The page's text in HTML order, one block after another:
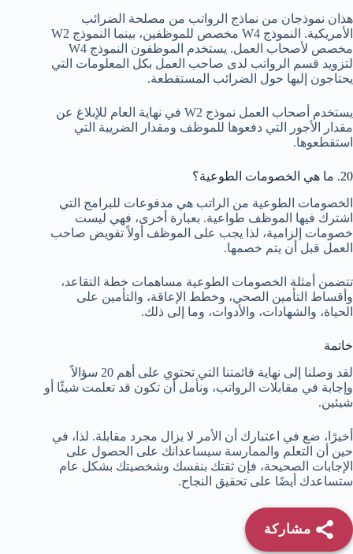
هذان نموذجان من نماذج الرواتب من مصلحة الضرائب
الأمريكية. النموذج W4 مخصص للموظفين، بينما النموذج W2
مخصص لأصحاب العمل. يستخدم الموظفون النموذج W4
لتزويد قسم الرواتب لدى صاحب العمل بكل المعلومات التي
يحتاجون إليها حول الضرائب المستقطعة.
يستخدم أصحاب العمل نموذج W2 في نهاية العام للإبلاغ عن
مقدار الأجور التي دفعوها للموظف ومقدار الضريبة التي
استقطعوها.
20. ما هي الخصومات الطوعية؟
الخصومات الطوعية من الراتب هي مدفوعات للبرامج التي
اشترك فيها الموظف طواعية. بعبارة أخرى، فهي ليست
خصومات إلزامية، لذا يجب على الموظف أولاً تفويض صاحب
العمل قبل أن يتم خصمها.
تتضمن أمثلة الخصومات الطوعية مساهمات خطة التقاعد،
وأقساط التأمين الصحي، وخطط الإعاقة، والتأمين على
الحياة، والشهادات، والأدوات، وما إلى ذلك.
خاتمة
لقد وصلنا إلى نهاية قائمتنا التي تحتوي على أهم 20 سؤالاً
وإجابة في مقابلات الرواتب، ونأمل أن تكون قد تعلمت شيئًا أو
شيئين.
أخيرًا، ضع في اعتبارك أن الأمر لا يزال مجرد مقابلة. لذا، في
حين أن التعلم والممارسة سيساعدانك على الحصول على
الإجابات الصحيحة، فإن ثقتك بنفسك وشخصيتك بشكل عام
ستساعدك أيضًا على تحقيق النجاح.
مشاركة